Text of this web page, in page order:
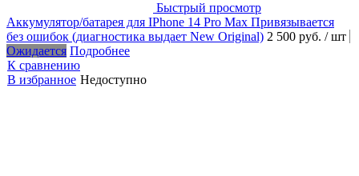
Быстрый просмотр
Аккумулятор/батарея для IPhone 14 Pro Max Привязывается
без ошибок (диагностика выдает New Original) 2 500 руб. / шт
Ожидается Подробнее
К сравнению
В избранное Недоступно